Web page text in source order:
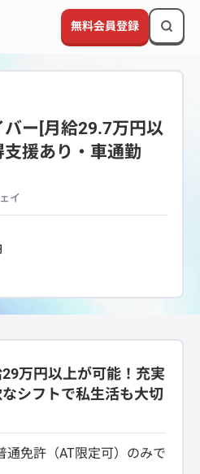
無料会員登録
ー[月給29.7万円以
援あり・車通勤
イ
万円以上が可能！充実
シフトで私生活も大切
通免許（AT限定可）のみで